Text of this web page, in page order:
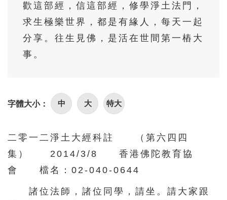
111 112 113 115
116 117 118 119 120
121
132 133
137 138
141 142 143 144
147 149 150
152 153
156 157 158 159 160
歡這部經，信這部經，修學淨土法門，
求生極樂世界，都是有緣人，每天一起
分享。往生見佛，是活在世間第一樁大
事。
字體大小： 中 大 特大
二零一二淨土大經科註 （第六四四
集） 2014/3/8 香港佛陀教育協
會 檔名：02-040-0644
諸位法師，諸位同學，請坐。請大家跟